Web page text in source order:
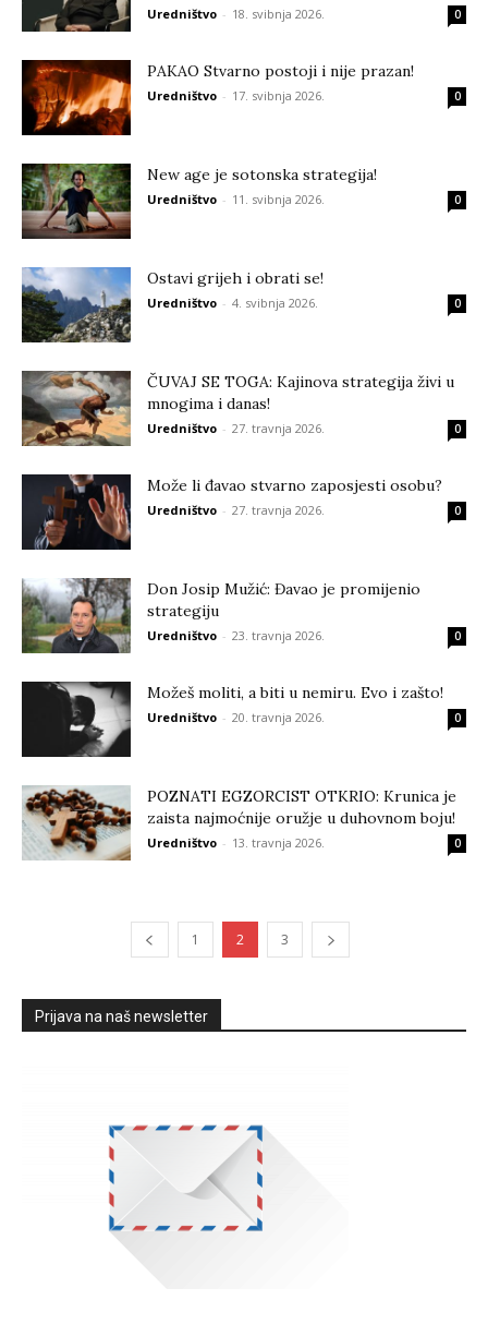
Uredništvo - 18. svibnja 2026. 0
PAKAO Stvarno postoji i nije prazan!
Uredništvo - 17. svibnja 2026. 0
New age je sotonska strategija!
Uredništvo - 11. svibnja 2026. 0
Ostavi grijeh i obrati se!
Uredništvo - 4. svibnja 2026. 0
ČUVAJ SE TOGA: Kajinova strategija živi u
mnogima i danas!
Uredništvo - 27. travnja 2026. 0
Može li đavao stvarno zaposjesti osobu?
Uredništvo - 27. travnja 2026. 0
Don Josip Mužić: Đavao je promijenio
strategiju
Uredništvo - 23. travnja 2026. 0
Možeš moliti, a biti u nemiru. Evo i zašto!
Uredništvo - 20. travnja 2026. 0
POZNATI EGZORCIST OTKRIO: Krunica je
zaista najmoćnije oružje u duhovnom boju!
Uredništvo - 13. travnja 2026. 0
1 2 3
Prijava na naš newsletter